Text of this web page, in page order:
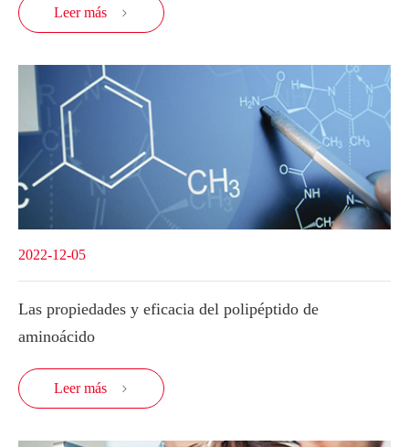
Leer más 
2022-12-05
Las propiedades y eficacia del polipéptido de
aminoácido
Leer más 